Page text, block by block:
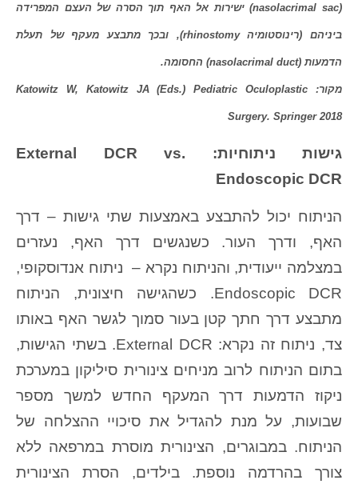
(nasolacrimal sac) ישירות אל האף תוך הסרה של העצם המפרידה
ביניהם (רינוסטומיה rhinostomy), ובכך מתבצע מעקף של תעלת
הדמעות (nasolacrimal duct) החסומה.
מקור: Katowitz W, Katowitz JA (Eds.) Pediatric Oculoplastic
Surgery. Springer 2018
גישות ניתוחיות: External DCR vs.
Endoscopic DCR
הניתוח יכול להתבצע באמצעות שתי גישות – דרך
האף, ודרך העור. כשנגשים דרך האף, נעזרים
במצלמה ייעודית, והניתוח נקרא – ניתוח אנדוסקופי,
Endoscopic DCR. כשהגישה חיצונית, הניתוח
מתבצע דרך חתך קטן בעור סמוך לגשר האף באותו
צד, ניתוח זה נקרא: External DCR. בשתי הגישות,
בתום הניתוח לרוב מניחים צינורית סיליקון במערכת
ניקוז הדמעות דרך המעקף החדש למשך מספר
שבועות, על מנת להגדיל את סיכויי ההצלחה של
הניתוח. במבוגרים, הצינורית מוסרת במרפאה ללא
צורך בהרדמה נוספת. בילדים, הסרת הצינורית